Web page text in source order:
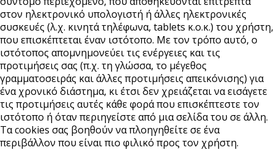
στον ηλεκτρονικό υπολογιστή ή άλλες ηλεκτρονικές
συσκευές (λ.χ. κινητά τηλέφωνα, tablets κ.ο.κ.) του χρήστη,
που επισκέπτεται έναν ιστότοπο. Με τον τρόπο αυτό, ο
ιστότοπος απομνημονεύει τις ενέργειες και τις
προτιμήσεις σας (π.χ. τη γλώσσα, το μέγεθος
γραμματοσειράς και άλλες προτιμήσεις απεικόνισης) για
ένα χρονικό διάστημα, κι έτσι δεν χρειάζεται να εισάγετε
τις προτιμήσεις αυτές κάθε φορά που επισκέπτεστε τον
ιστότοπο ή όταν περιηγείστε από μια σελίδα του σε άλλη.
Τα cookies σας βοηθούν να πλοηγηθείτε σε ένα
περιβάλλον που είναι πιο φιλικό προς τον χρήστη.